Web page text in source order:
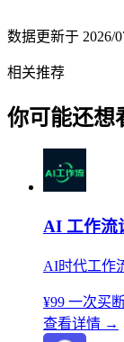
数据更新于 2026/
相关推荐
你可能还想
AI 工作流
AI时代工作
¥99 一次买
查看详情 →